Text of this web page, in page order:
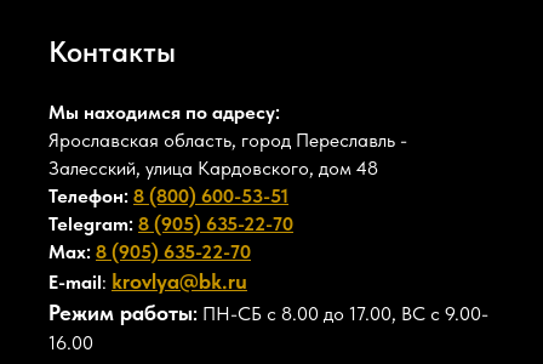
Контакты
Мы находимся по адресу:
Ярославская область, город Переславль -
Залесский, улица Кардовского, дом 48
Телефон: 8 (800) 600-53-51
Telegram: 8 (905) 635-22-70
Max: 8 (905) 635-22-70
E-mail: krovlya@bk.ru
Режим работы: ПН-СБ с 8.00 до 17.00, ВС с 9.00-
16.00